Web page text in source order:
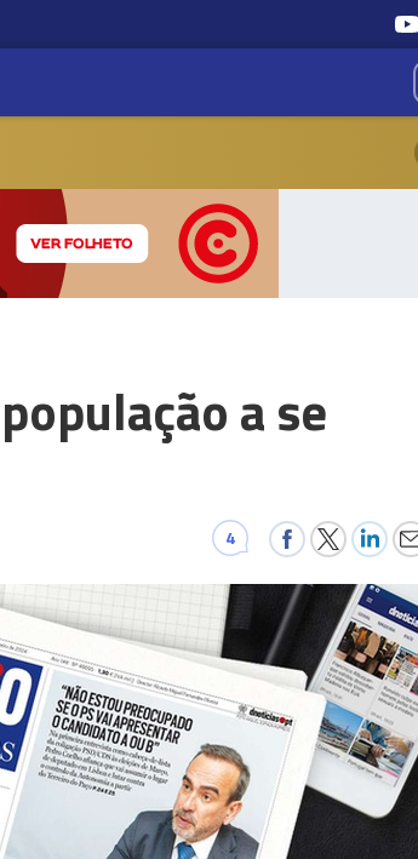
a se
4